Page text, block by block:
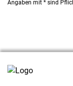
Angaben mit * sind